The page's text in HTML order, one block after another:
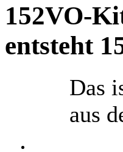
152VO-
entsteht
Das
aus